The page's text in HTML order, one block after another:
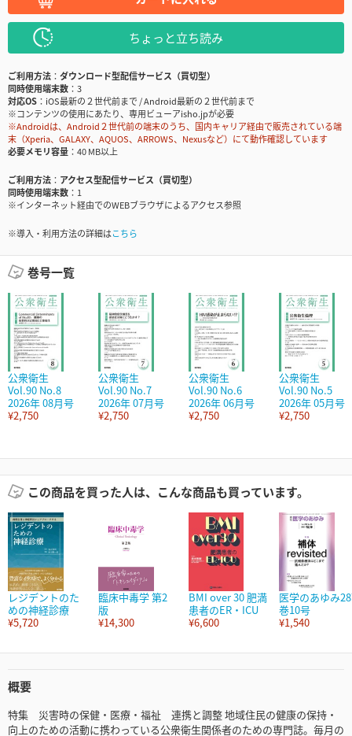
ちょっと立ち読み
ご利用方法
ダウンロード型配信サービス（買切型）
同時使用端末数
3
対応OS
iOS最新の２世代前まで / Android最新の２世代前まで
※コンテンツの使用にあたり、専用ビューアisho.jpが必要
※Androidは、Android２世代前の端末のうち、国内キャリア経由で販売されている端
末（Xperia、GALAXY、AQUOS、ARROWS、Nexusなど）にて動作確認しています
必要メモリ容量
40 MB以上
ご利用方法
アクセス型配信サービス（買切型）
同時使用端末数
1
※インターネット経由でのWEBブラウザによるアクセス参照
※導入・利用方法の詳細はこちら
巻号一覧
公衆衛生
Vol.90 No.8
2026年 08月号
¥2,750
公衆衛生
Vol.90 No.7
2026年 07月号
¥2,750
公衆衛生
Vol.90 No.6
2026年 06月号
¥2,750
公衆衛生
Vol.90 No.5
2026年 05月号
¥2,750
この商品を買った人は、こんな商品も買っています。
レジデントのた
めの神経診療
¥5,720
臨床中毒学 第2
版
¥14,300
BMI over 30 肥満
患者のER・ICU
¥6,600
医学のあゆみ
巻10号
¥1,540
概要
特集 災害時の保健・医療・福祉 連携と調整 地域住民の健康の保持・
向上のための活動に携わっている公衆衛生関係者のための専門誌。毎月の